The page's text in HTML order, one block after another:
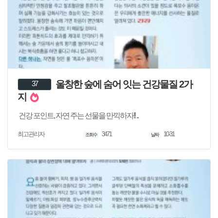
37
울창한 숲에 숨어 잇는 건강물질 2가
지
건강 포인트, 자연 주는 선물을 만끽하자!! ..
최고관리자 조회수 3471 날짜 10-31